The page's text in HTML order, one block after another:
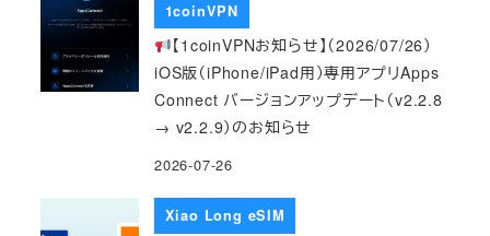
1coinVPN
【1coinVPNお知らせ】（2026/07/26）
iOS版（iPhone/iPad用）専用アプリApps
Connect バージョンアップデート（v2.2.8
→ v2.2.9）のお知らせ
2026-07-26
Xiao Long eSIM